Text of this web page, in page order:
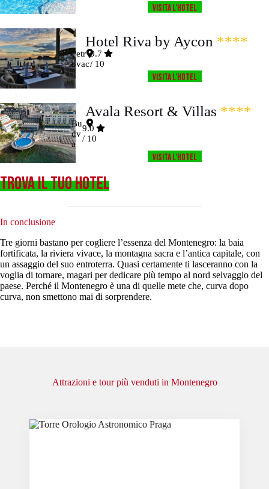
Visita l’HOTEL
Hotel Riva by Aycon ****
Petr
ovac
9.7
/ 10
Visita l’HOTEL
Avala Resort & Villas ****
Bu
dv
a
9.0
/ 10
Visita l’HOTEL
TROVA IL TUO HOTEL
In conclusione
Tre giorni bastano per cogliere l’essenza del Montenegro: la baia
fortificata, la riviera vivace, la montagna sacra e l’antica capitale, con
un assaggio del suo entroterra. Quasi certamente ti lasceranno con la
voglia di tornare, magari per dedicare più tempo al nord selvaggio del
paese. Perché il Montenegro è una di quelle mete che, curva dopo
curva, non smettono mai di sorprendere.
Attrazioni e tour più venduti in Montenegro